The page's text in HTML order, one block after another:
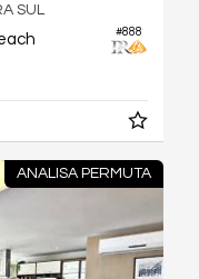
#888
SUL
ANALISA PERMUTA